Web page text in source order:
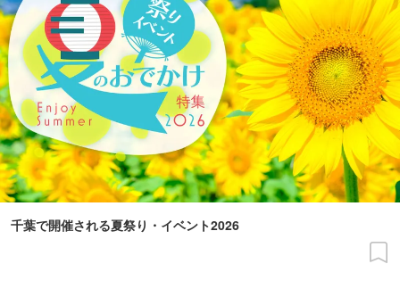
千葉で開催される夏祭り・イベント2026